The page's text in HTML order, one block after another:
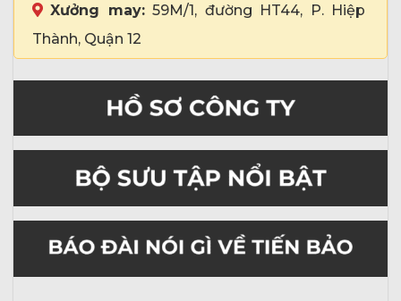
Xưởng may:59M/1, đường HT44, P. Hiệp
Thành, Quận 12